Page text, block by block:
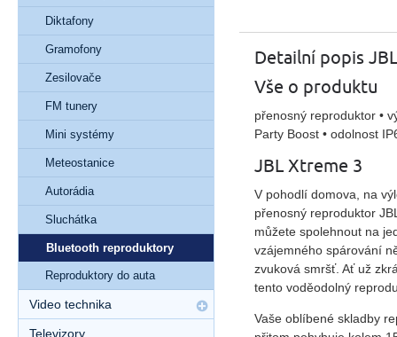
Detailní popis
Vše o produktu
přenosný reproduktor •
Party Boost • odolnost
JBL Xtreme 3
V pohodlí domova, na
přenosný reproduktor
můžete spolehnout na
vzájemného spárování
zvuková smršť. Ať už
tento voděodolný
Vaše oblíbené skladby
Diktafony
Gramofony
Zesilovače
FM tunery
Mini systémy
Meteostanice
Autorádia
Sluchátka
Bluetooth reproduktory
Reproduktory do auta
Video technika
Televizory